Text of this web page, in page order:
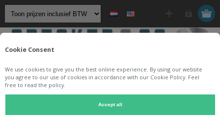
Cookie Consent
We use cookies to give you the best online experience. By using our website
you agree to our use of cookies in accordance with our Cookie Policy. Feel
free to read the policy.
Accept all